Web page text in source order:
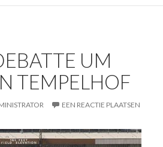
UM
TEMPELHOF
EEN REACTIE PLAATSEN